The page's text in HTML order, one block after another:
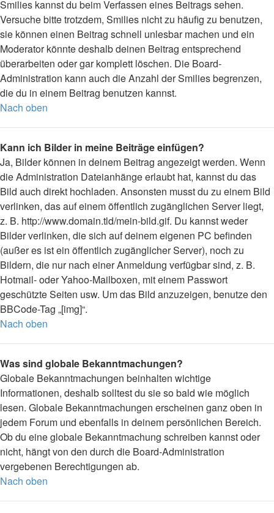
Smilies kannst du beim Verfassen eines Beitrags sehen.
Versuche bitte trotzdem, Smilies nicht zu häufig zu benutzen,
sie können einen Beitrag schnell unlesbar machen und ein
Moderator könnte deshalb deinen Beitrag entsprechend
überarbeiten oder gar komplett löschen. Die Board-
Administration kann auch die Anzahl der Smilies begrenzen,
die du in einem Beitrag benutzen kannst.
Nach oben
Kann ich Bilder in meine Beiträge einfügen?
Ja, Bilder können in deinem Beitrag angezeigt werden. Wenn
die Administration Dateianhänge erlaubt hat, kannst du das
Bild auch direkt hochladen. Ansonsten musst du zu einem Bild
verlinken, das auf einem öffentlich zugänglichen Server liegt,
z. B. http://www.domain.tld/mein-bild.gif. Du kannst weder
Bilder verlinken, die sich auf deinem eigenen PC befinden
(außer es ist ein öffentlich zugänglicher Server), noch zu
Bildern, die nur nach einer Anmeldung verfügbar sind, z. B.
Hotmail- oder Yahoo-Mailboxen, mit einem Passwort
geschützte Seiten usw. Um das Bild anzuzeigen, benutze den
BBCode-Tag „[img]“.
Nach oben
Was sind globale Bekanntmachungen?
Globale Bekanntmachungen beinhalten wichtige
Informationen, deshalb solltest du sie so bald wie möglich
lesen. Globale Bekanntmachungen erscheinen ganz oben in
jedem Forum und ebenfalls in deinem persönlichen Bereich.
Ob du eine globale Bekanntmachung schreiben kannst oder
nicht, hängt von den durch die Board-Administration
vergebenen Berechtigungen ab.
Nach oben